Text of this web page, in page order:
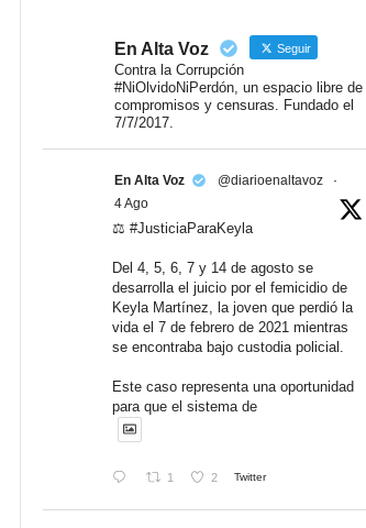
En Alta Voz Seguir
Contra la Corrupción
#NiOlvidoNiPerdón, un espacio libre de
compromisos y censuras. Fundado el
7/7/2017.
En Alta Voz @diarioenaltavoz
·
4 Ago
⚖️ #JusticiaParaKeyla
Del 4, 5, 6, 7 y 14 de agosto se
desarrolla el juicio por el femicidio de
Keyla Martínez, la joven que perdió la
vida el 7 de febrero de 2021 mientras
se encontraba bajo custodia policial.
Este caso representa una oportunidad
para que el sistema de
1 2 Twitter